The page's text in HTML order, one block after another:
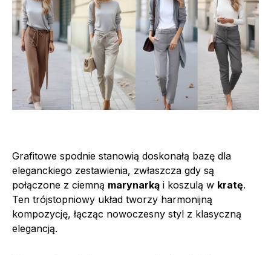
Grafitowe spodnie stanowią doskonałą bazę dla
eleganckiego zestawienia, zwłaszcza gdy są
połączone z ciemną marynarką i koszulą w kratę.
Ten trójstopniowy układ tworzy harmonijną
kompozycję, łącząc nowoczesny styl z klasyczną
elegancją.